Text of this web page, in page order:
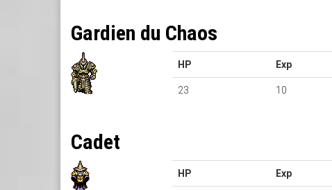
Gardien du Chaos
HP Exp
23 10
Cadet
HP Exp